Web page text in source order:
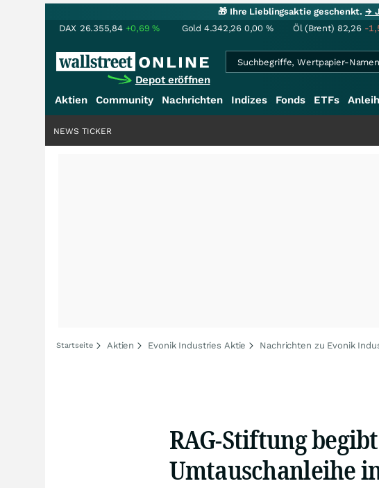
🎁 Ihre Lieblingsaktie geschenkt.→
DAX 26.355,84 +0,69% Gold 4.342,26 0,00 % Öl (Brent) 82,26 -
Depot eröffnen
Aktien Community Nachrichten Indizes Fonds ETFs
NEWS TICKER
Startseite Aktien Evonik Industries Aktie Nachrichten zu Evonik
RAG-Stiftung
Umtauschanleihe